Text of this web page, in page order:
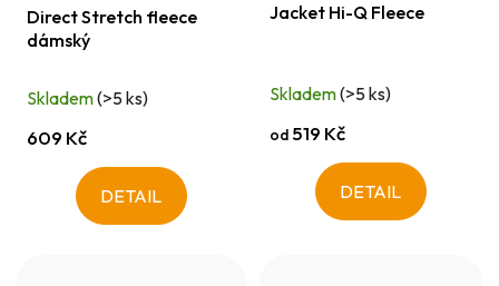
Direct Stretch fleece
dámský
Skladem(>5 ks)
609 Kč
DETAIL
Jacket Hi-Q Fleece
Skladem(>5 ks)
od519 Kč
DETAIL